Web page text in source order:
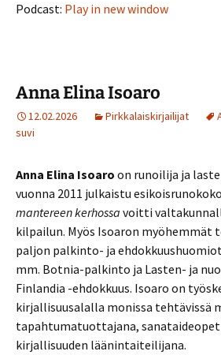
Podcast: Play in new window
Anna Elina Isoaro
12.02.2026 Pirkkalaiskirjailijat
suvi
Anna Elina Isoaro on runoilija ja
vuonna 2011 julkaistu
mantereen kerhossa voitti
kilpailun. Myös Isoaron myöhemmät
paljon palkinto- ja
mm. Botnia-palkinto ja Lasten- ja
Finlandia -ehdokkuus. Isoaro on
kirjallisuusalalla monissa tehtävissä
tapahtumatuottajana,
kirjallisuuden läänintaiteilijana.